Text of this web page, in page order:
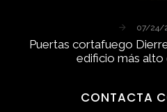
07/24/
Puertas cortafuego
edificio más alto
CONTACTA